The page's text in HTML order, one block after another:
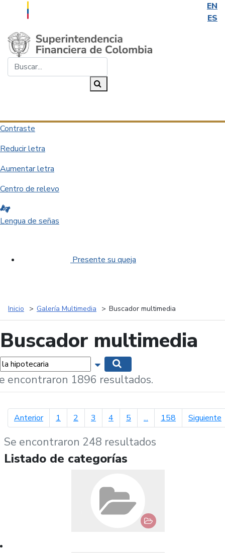
EN
ES
Saltar al contenido principal
Contraste
Reducir letra
Aumentar letra
Centro de relevo
Lengua de señas
Presente su queja
Inicio Galería Multimedia Buscador multimedia
Buscador multimedia
Mostrar opciones de búsqueda
encontraron 1896 resultados.
Anteriorpágina anterior
1 2 3 4 5 ... 158 Siguiente
Se encontraron 248 resultados
Listado de categorías